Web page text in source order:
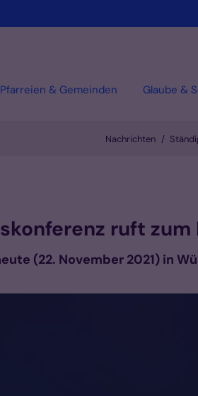
Pfarreien & Gemeinden Glaube &
Nachrichten
ruft zum
(22. November 2021) in